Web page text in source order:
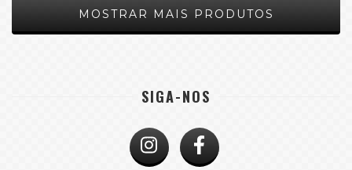
MOSTRAR MAIS PRODUTOS
SIGA-NOS